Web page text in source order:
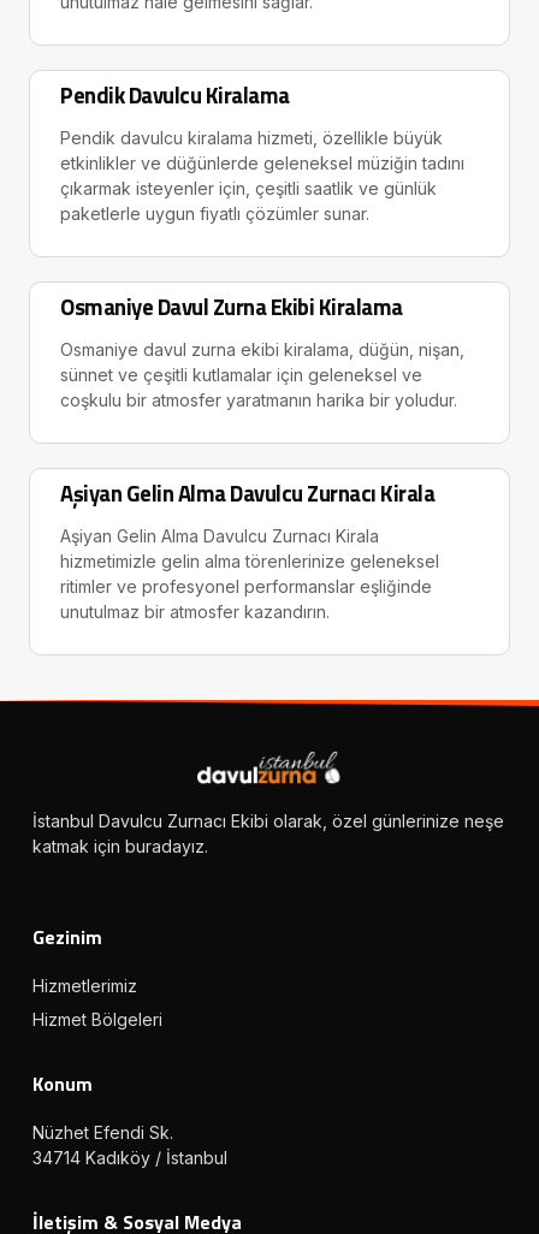
Pendik Davulcu Kiralama
Pendik davulcu kiralama hizmeti, özellikle büyük
etkinlikler ve düğünlerde geleneksel müziğin tadını
çıkarmak isteyenler için, çeşitli saatlik ve günlük
paketlerle uygun fiyatlı çözümler sunar.
Osmaniye Davul Zurna Ekibi Kiralama
Osmaniye davul zurna ekibi kiralama, düğün, nişan,
sünnet ve çeşitli kutlamalar için geleneksel ve
coşkulu bir atmosfer yaratmanın harika bir yoludur.
Aşiyan Gelin Alma Davulcu Zurnacı Kirala
Aşiyan Gelin Alma Davulcu Zurnacı Kirala
hizmetimizle gelin alma törenlerinize geleneksel
ritimler ve profesyonel performanslar eşliğinde
unutulmaz bir atmosfer kazandırın.
İstanbul Davulcu Zurnacı Ekibi olarak, özel günlerinize neşe
katmak için buradayız.
Gezinim
Hizmetlerimiz
Hizmet Bölgeleri
Konum
Nüzhet Efendi Sk.
34714 Kadıköy / İstanbul
İletişim & Sosyal Medya